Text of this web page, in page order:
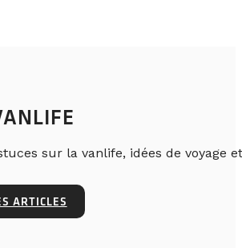
sur la vanlife, idées de voyage
ARTICLES